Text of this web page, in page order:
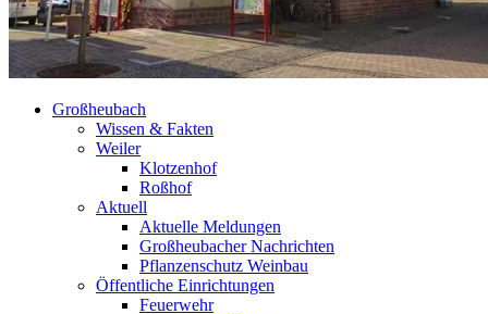
Großheubach
Wissen & Fakten
Weiler
Klotzenhof
Roßhof
Aktuell
Aktuelle Meldungen
Großheubacher Nachrichten
Pflanzenschutz Weinbau
Öffentliche Einrichtungen
Feuerwehr